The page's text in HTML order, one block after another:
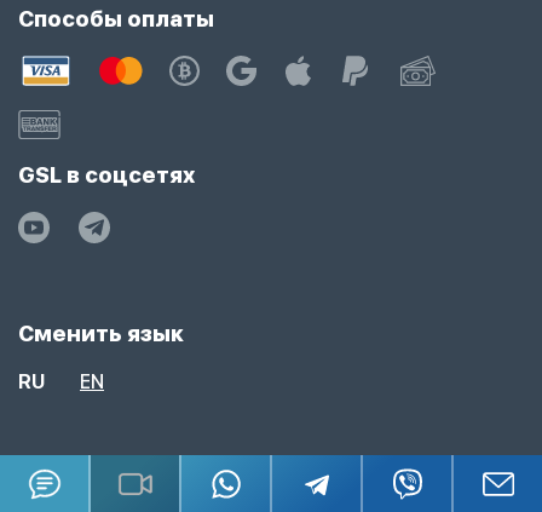
Способы оплаты
GSL в соцсетях
Сменить язык
RU EN
Подпишитесь на рассылку